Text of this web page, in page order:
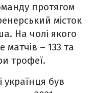
протягом
місток
На чолі якого
матчів – 133 та
трофеї.
українця був